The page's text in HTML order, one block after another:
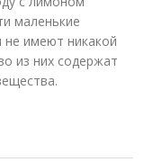
маленькие
не имеют никакой
из них содержат